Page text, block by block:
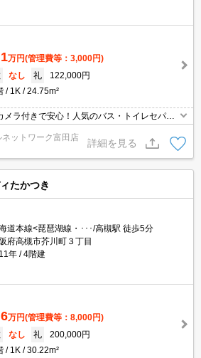
万円(管理費等：3,000円)
なし 礼
122,000円
1K 24.75m²
メラ付きで安心！人気のバス・トイレセパレ
槻駅にも徒歩圏内で、新快速停車駅の為、京
縮できます！駅前には大型ショッピングセン
ットワーク富田店
詳細を見る
たかつき
道本線<琵琶湖線・･･･/高槻駅 徒歩5分
府高槻市芥川町３丁目
年
4階建
万円(管理費等：8,000円)
なし 礼
200,000円
1K 30.22m²